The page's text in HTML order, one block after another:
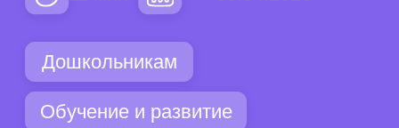
Почему это важно →
Что нужно знать →
Неживая природа →